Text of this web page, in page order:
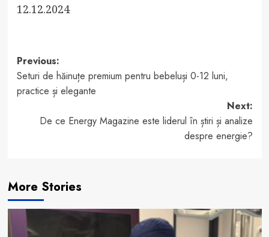
12.12.2024
Post
navigation
Previous:
Seturi de hăinuțe premium pentru bebeluși 0-12 luni,
practice și elegante
Next:
De ce Energy Magazine este liderul în știri și analize
despre energie?
More Stories